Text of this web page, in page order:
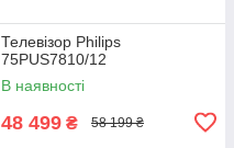
Телевізор Philips
75PUS7810/12
В наявності
48 499 ₴ 58 199 ₴